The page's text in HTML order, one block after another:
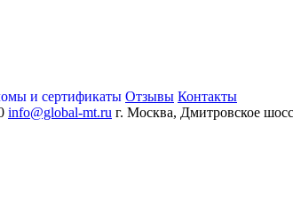
и сертификаты Отзывы Контакты
info@global-mt.ru г. Москва, Дмитровское